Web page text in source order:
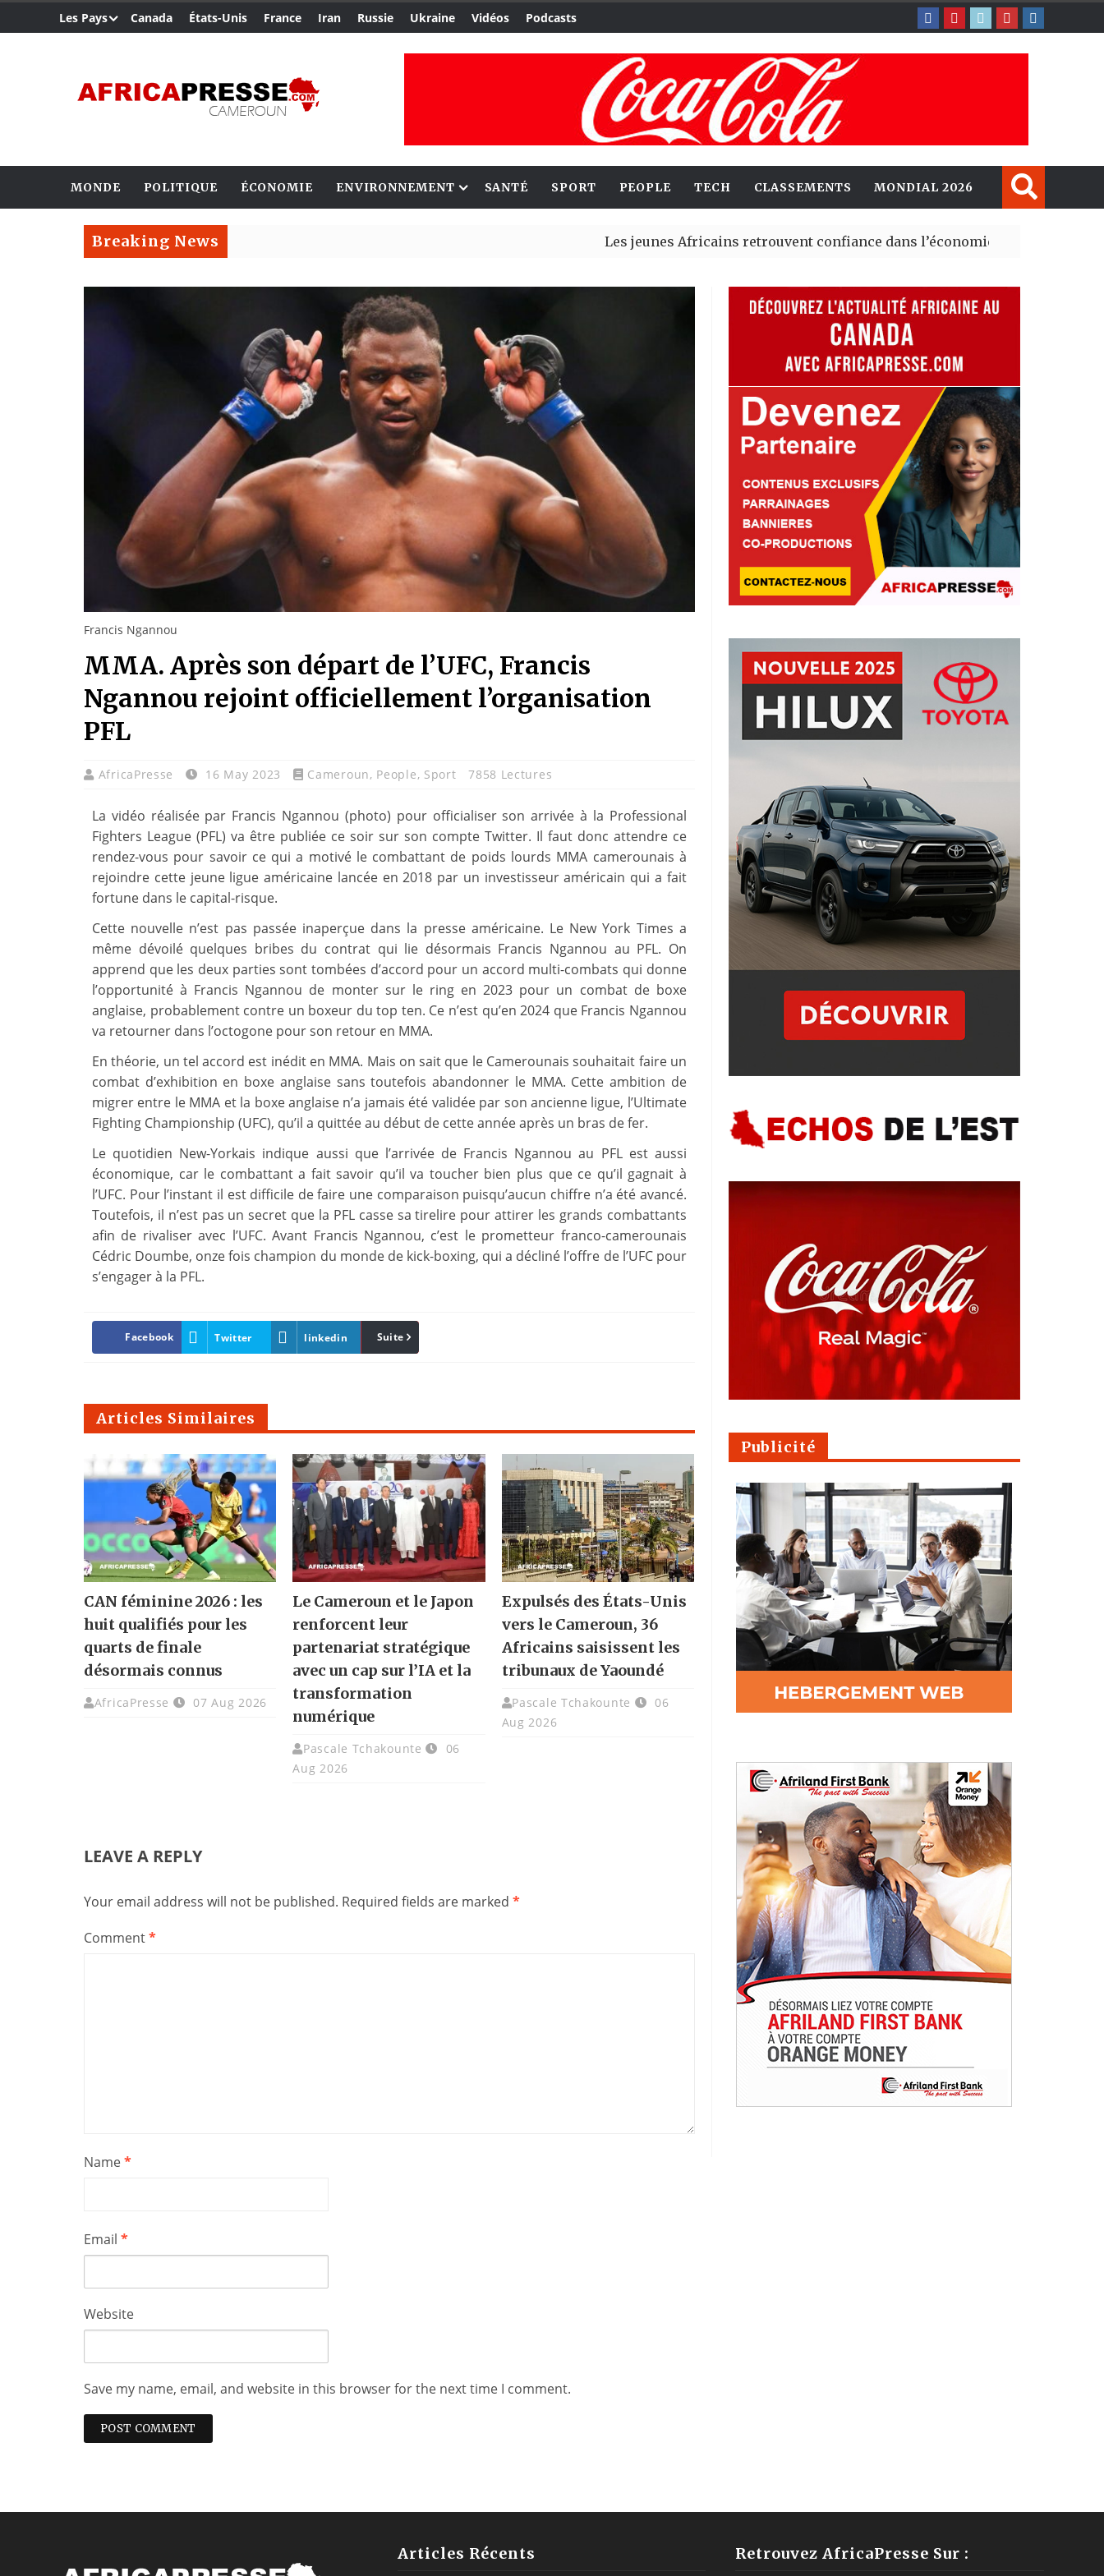
Les Pays Canada États-Unis France Iran Russie Ukraine Vidéos Podcasts
MONDE POLITIQUE ÉCONOMIE ENVIRONNEMENT SANTÉ SPORT PEOPLE TECH CLASSEMENTS MONDIAL 2026
Breaking News Les jeunes Africains retrouvent confiance dans l’économie, mais trois grands
Francis Ngannou
MMA. Après son départ de l’UFC, Francis
Ngannou rejoint officiellement l’organisation
PFL
AfricaPresse 16 May 2023 Cameroun, People, Sport 7858 Lectures
La vidéo réalisée par Francis Ngannou (photo) pour officialiser son arrivée à la Professional
Fighters League (PFL) va être publiée ce soir sur son compte Twitter. Il faut donc attendre ce
rendez-vous pour savoir ce qui a motivé le combattant de poids lourds MMA camerounais à
rejoindre cette jeune ligue américaine lancée en 2018 par un investisseur américain qui a fait
fortune dans le capital-risque.
Cette nouvelle n’est pas passée inaperçue dans la presse américaine. Le New York Times a
même dévoilé quelques bribes du contrat qui lie désormais Francis Ngannou au PFL. On
apprend que les deux parties sont tombées d’accord pour un accord multi-combats qui donne
l’opportunité à Francis Ngannou de monter sur le ring en 2023 pour un combat de boxe
anglaise, probablement contre un boxeur du top ten. Ce n’est qu’en 2024 que Francis Ngannou
va retourner dans l’octogone pour son retour en MMA.
En théorie, un tel accord est inédit en MMA. Mais on sait que le Camerounais souhaitait faire un
combat d’exhibition en boxe anglaise sans toutefois abandonner le MMA. Cette ambition de
migrer entre le MMA et la boxe anglaise n’a jamais été validée par son ancienne ligue, l’Ultimate
Fighting Championship (UFC), qu’il a quittée au début de cette année après un bras de fer.
Le quotidien New-Yorkais indique aussi que l’arrivée de Francis Ngannou au PFL est aussi
économique, car le combattant a fait savoir qu’il va toucher bien plus que ce qu’il gagnait à
l’UFC. Pour l’instant il est difficile de faire une comparaison puisqu’aucun chiffre n’a été avancé.
Toutefois, il n’est pas un secret que la PFL casse sa tirelire pour attirer les grands combattants
afin de rivaliser avec l’UFC. Avant Francis Ngannou, c’est le prometteur franco-camerounais
Cédric Doumbe, onze fois champion du monde de kick-boxing, qui a décliné l’offre de l’UFC pour
s’engager à la PFL.
Facebook Twitter linkedin Pinterest
Suite
Articles Similaires
CAN féminine 2026 : les
huit qualifiés pour les
quarts de finale
désormais connus
AfricaPresse 07 Aug 2026
Le Cameroun et le Japon
renforcent leur
partenariat stratégique
avec un cap sur l’IA et la
transformation
numérique
Pascale Tchakounte
06
Aug 2026
Expulsés des États-Unis
vers le Cameroun, 36
Africains saisissent les
tribunaux de Yaoundé
Pascale Tchakounte
06
Aug 2026
LEAVE A REPLY
Your email address will not be published. Required fields are marked *
Comment*
Name*
Email *
Website
Save my name, email, and website in this browser for the next time I comment.
Publicité
Articles Récents Retrouvez AfricaPresse Sur :